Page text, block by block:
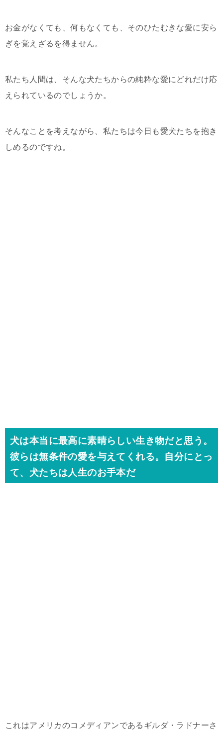
お金がなくても、何もなくても、そのひたむきな愛に安ら
ぎを覚えざるを得ません。
私たち人間は、そんな犬たちからの純粋な愛にどれだけ応
えられているのでしょうか。
そんなことを考えながら、私たちは今日も愛犬たちを抱き
しめるのですね。
犬は本当に最高に素晴らしい生き物だと思う。
彼らは無条件の愛を与えてくれる。自分にとっ
て、犬たちは人生のお手本だ
これはアメリカのコメディアンであるギルダ・ラドナーさ